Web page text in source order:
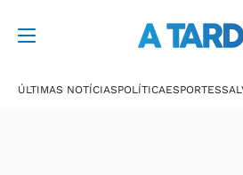
ÚLTIMAS NOTÍCIASPOLÍTICAESPORTES